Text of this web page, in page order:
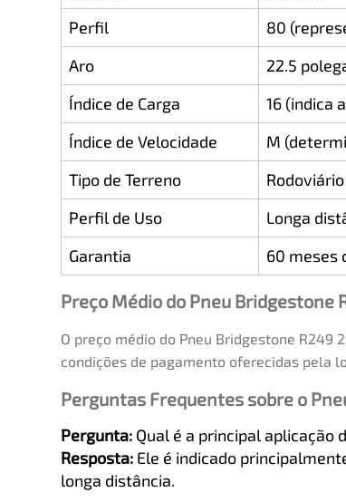
Perfil
80
Aro
22.5
Índice de Carga
16 (indica
Índice de Velocidade
M
Tipo de Terreno
Perfil de Uso
Longa
Garantia
60 meses
Preço Médio do Pneu Bridgestone
O preço médio do Pneu Bridgestone R249
condições de pagamento oferecidas pela
Perguntas Frequentes sobre o
Pergunta: Qual é a principal aplicação
Resposta: Ele é indicado
longa distância.